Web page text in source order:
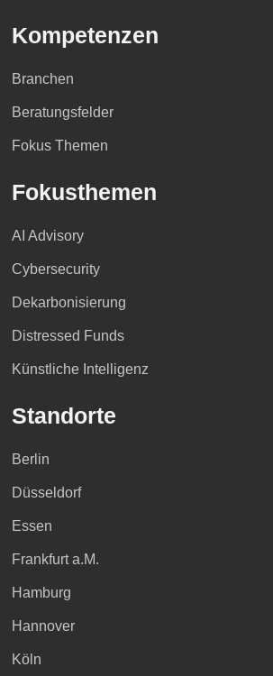
Kompetenzen
Branchen
Beratungsfelder
Fokus Themen
Fokusthemen
AI Advisory
Cybersecurity
Dekarbonisierung
Distressed Funds
Künstliche Intelligenz
Standorte
Berlin
Düsseldorf
Essen
Frankfurt a.M.
Hamburg
Hannover
Köln